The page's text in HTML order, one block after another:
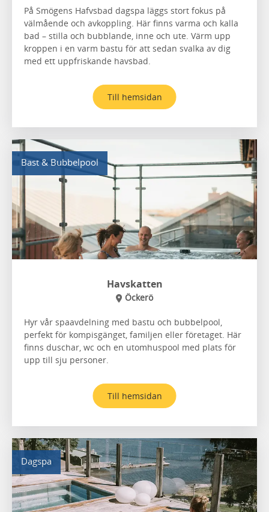
På Smögens Hafvsbad dagspa läggs stort fokus på
välmående och avkoppling. Här finns varma och kalla
bad – stilla och bubblande, inne och ute. Värm upp
kroppen i en varm bastu för att sedan svalka av dig
med ett uppfriskande havsbad.
Till hemsidan
Bast & Bubbelpool
Havskatten
Öckerö
Hyr vår spaavdelning med bastu och bubbelpool,
perfekt för kompisgänget, familjen eller företaget. Här
finns duschar, wc och en utomhuspool med plats för
upp till sju personer.
Till hemsidan
Dagspa